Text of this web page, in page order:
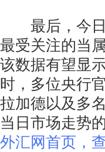
最后，今日
最受关注的当
该数据有望显
时，多位央行
拉加德以及多
当日市场走势
外汇网首页，